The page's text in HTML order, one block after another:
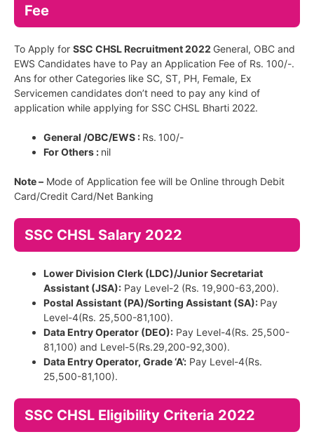
Fee
To Apply for SSC CHSL Recruitment 2022 General, OBC and
EWS Candidates have to Pay an Application Fee of Rs. 100/-.
Ans for other Categories like SC, ST, PH, Female, Ex
Servicemen candidates don’t need to pay any kind of
application while applying for SSC CHSL Bharti 2022.
General /OBC/EWS : Rs. 100/-
For Others : nil
Note – Mode of Application fee will be Online through Debit
Card/Credit Card/Net Banking
SSC CHSL Salary 2022
Lower Division Clerk (LDC)/Junior Secretariat
Assistant (JSA): Pay Level-2 (Rs. 19,900-63,200).
Postal Assistant (PA)/Sorting Assistant (SA): Pay
Level-4(Rs. 25,500-81,100).
Data Entry Operator (DEO): Pay Level-4(Rs. 25,500-
81,100) and Level-5(Rs.29,200-92,300).
Data Entry Operator, Grade ‘A’: Pay Level-4(Rs.
25,500-81,100).
SSC CHSL Eligibility Criteria 2022